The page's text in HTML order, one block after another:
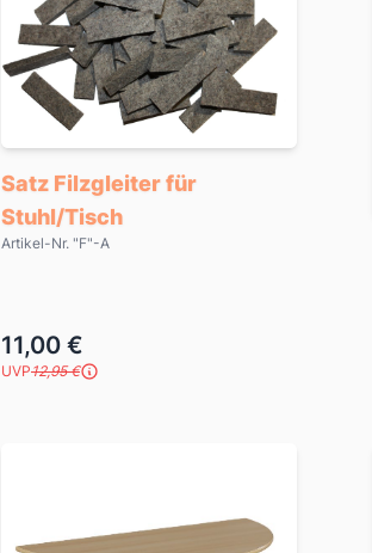
Satz Filzgleiter für
Stuhl/Tisch
Artikel-Nr. "F"-A
11,00 €
UVP12,95 €